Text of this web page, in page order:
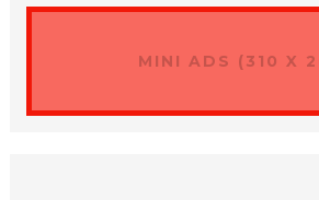
MINI ADS (310 X